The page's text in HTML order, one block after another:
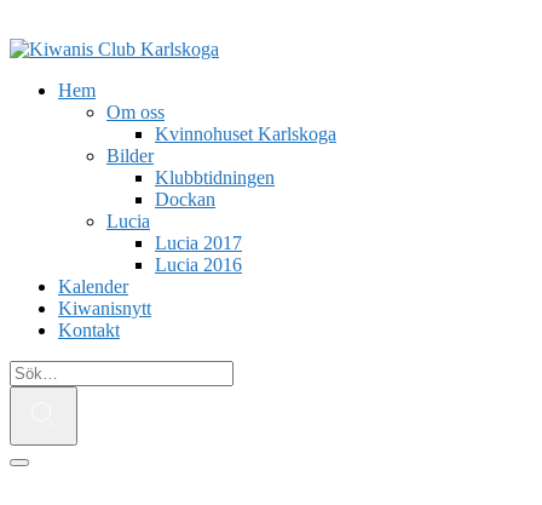
Hem
Om oss
Kvinnohuset Karlskoga
Bilder
Klubbtidningen
Dockan
Lucia
Lucia 2017
Lucia 2016
Kalender
Kiwanisnytt
Kontakt